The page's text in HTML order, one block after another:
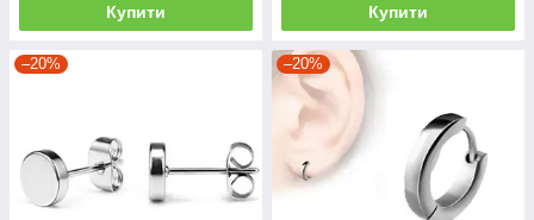
Купити Купити
–20% –20%